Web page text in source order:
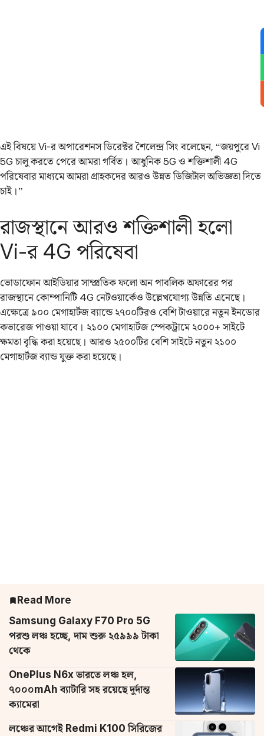
এই বিষয়ে Vi-র অপারেশনস ডিরেক্টর শৈলেন্দ্র সিং বলেছেন, “জয়পুরে Vi
5G চালু করতে পেরে আমরা গর্বিত। আধুনিক 5G ও শক্তিশালী 4G
পরিষেবার মাধ্যমে আমরা গ্রাহকদের আরও উন্নত ডিজিটাল অভিজ্ঞতা দিতে
চাই।”
রাজস্থানে আরও শক্তিশালী হলো
Vi-র 4G পরিষেবা
ভোডাফোন আইডিয়ার সাম্প্রতিক ফলো অন পাবলিক অফারের পর
রাজস্থানে কোম্পানিটি 4G নেটওয়ার্কেও উল্লেখযোগ্য উন্নতি এনেছে।
এক্ষেত্রে ৯০০ মেগাহার্টজ ব্যান্ডে ২৭০০টিরও বেশি টাওয়ারে নতুন ইনডোর
কভারেজ পাওয়া যাবে। ২১০০ মেগাহার্টজ স্পেকট্রামে ২০০০+ সাইটে
ক্ষমতা বৃদ্ধি করা হয়েছে। আরও ২৫০০টির বেশি সাইটে নতুন ২১০০
মেগাহার্টজ ব্যান্ড যুক্ত করা হয়েছে।
Read More
Samsung Galaxy F70 Pro 5G
পরশু লঞ্চ হচ্ছে, দাম শুরু ২৫৯৯৯ টাকা
থেকে
OnePlus N6x ভারতে লঞ্চ হল,
৭০০০mAh ব্যাটারি সহ রয়েছে দুর্দান্ত
ক্যামেরা
লঞ্চের আগেই Redmi K100 সিরিজের